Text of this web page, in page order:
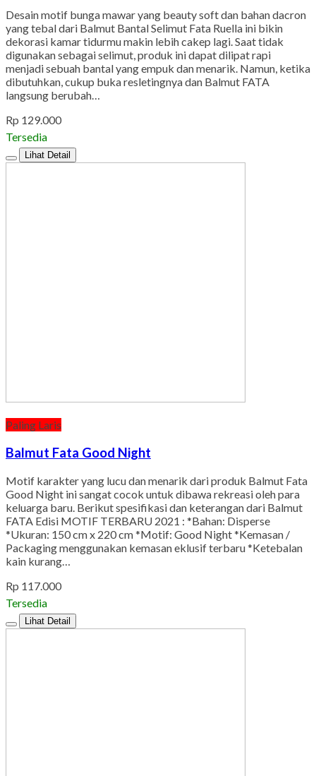
Desain motif bunga mawar yang beauty soft dan bahan dacron
yang tebal dari Balmut Bantal Selimut Fata Ruella ini bikin
dekorasi kamar tidurmu makin lebih cakep lagi. Saat tidak
digunakan sebagai selimut, produk ini dapat dilipat rapi
menjadi sebuah bantal yang empuk dan menarik. Namun, ketika
dibutuhkan, cukup buka resletingnya dan Balmut FATA
langsung berubah…
Rp 129.000
Tersedia
Lihat Detail
Paling Laris
Balmut Fata Good Night
Motif karakter yang lucu dan menarik dari produk Balmut Fata
Good Night ini sangat cocok untuk dibawa rekreasi oleh para
keluarga baru. Berikut spesifikasi dan keterangan dari Balmut
FATA Edisi MOTIF TERBARU 2021 : *Bahan: Disperse
*Ukuran: 150 cm x 220 cm *Motif: Good Night *Kemasan /
Packaging menggunakan kemasan eklusif terbaru *Ketebalan
kain kurang…
Rp 117.000
Tersedia
Lihat Detail